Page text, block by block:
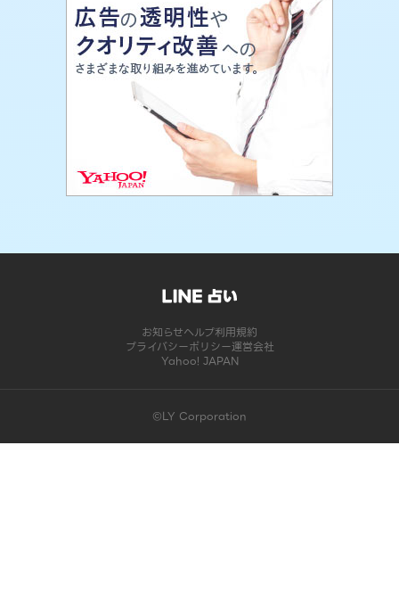
お知らせヘルプ利用規約
プライバシーポリシー運営会社
Yahoo! JAPAN
©LY Corporation
このコンテンツは掲載が終了しました | LINE占い